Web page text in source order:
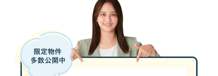
ご参加お待ちしております。